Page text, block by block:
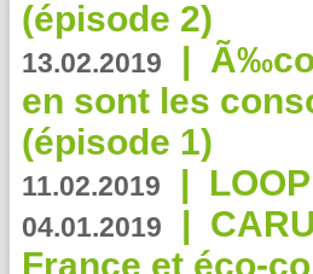
(épisode 2)
13.02.2019 |
en sont les
(épisode 1)
11.02.2019 |
04.01.2019 |
France et éco-